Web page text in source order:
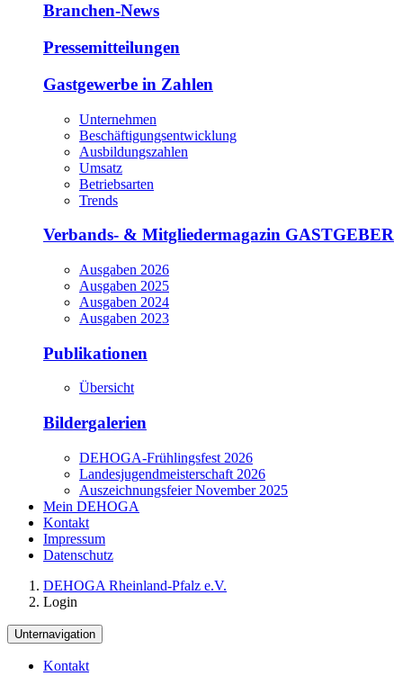
Branchen-News
Pressemitteilungen
Gastgewerbe in Zahlen
Unternehmen
Beschäftigungsentwicklung
Ausbildungszahlen
Umsatz
Betriebsarten
Trends
Verbands- & Mitgliedermagazin GASTGEBER
Ausgaben 2026
Ausgaben 2025
Ausgaben 2024
Ausgaben 2023
Publikationen
Übersicht
Bildergalerien
DEHOGA-Frühlingsfest 2026
Landesjugendmeisterschaft 2026
Auszeichnungsfeier November 2025
Mein DEHOGA
Kontakt
Impressum
Datenschutz
DEHOGA Rheinland-Pfalz e.V.
Login
Unternavigation
Kontakt